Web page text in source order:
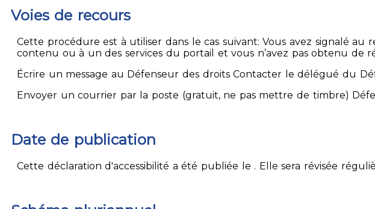
Voies de recours
Cette procédure est à utiliser dans le cas suivant: Vous avez signalé
contenu ou à un des services du portail et vous n’avez pas obtenu de
Écrire un message au Défenseur des droits Contacter le délégué du
Envoyer un courrier par la poste (gratuit, ne pas mettre de timbre)
Date de publication
Cette déclaration d'accessibilité a été publiée le . Elle sera révisée